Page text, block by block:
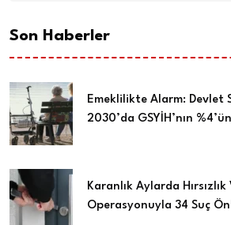
Son Haberler
Emeklilikte Alarm: Devlet
2030’da GSYİH’nın
Karanlık Aylarda
Operasyonuyla 34 Suç